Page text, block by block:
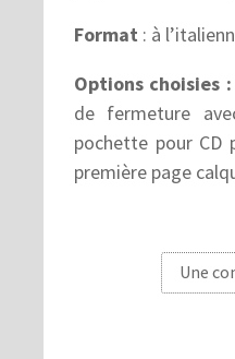
Format : à
Options choisies :
de fermeture
pochette pour CD
première page
Une